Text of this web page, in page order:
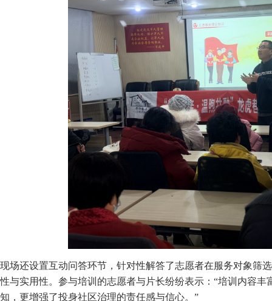
现场还设置互动问答环节，针对性解答了志愿者在服务对象筛
性与实用性。参与培训的志愿者与片长纷纷表示：“培训内容
知，更增强了投身社区治理的责任感与信心。”